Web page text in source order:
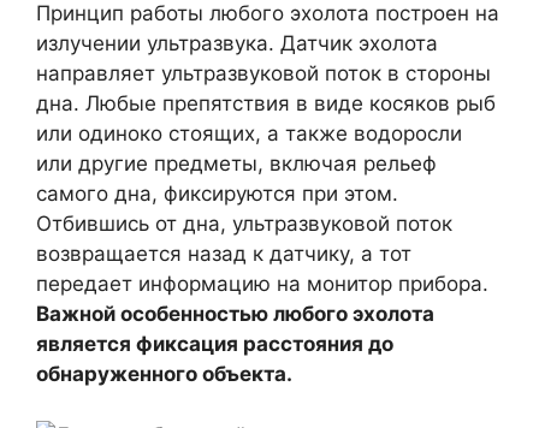
Принцип работы любого эхолота построен на
излучении ультразвука. Датчик эхолота
направляет ультразвуковой поток в стороны
дна. Любые препятствия в виде косяков рыб
или одиноко стоящих, а также водоросли
или другие предметы, включая рельеф
самого дна, фиксируются при этом.
Отбившись от дна, ультразвуковой поток
возвращается назад к датчику, а тот
передает информацию на монитор прибора.
Важной особенностью любого эхолота
является фиксация расстояния до
обнаруженного объекта.